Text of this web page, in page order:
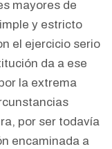
mayores de
y estricto
el ejercicio serio
da a ese
la extrema
por ser todavía
encaminada a